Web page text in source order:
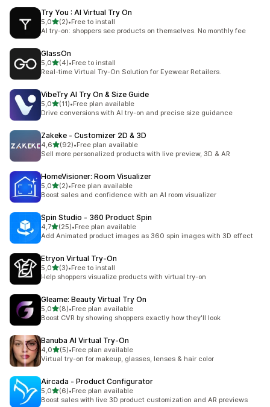
Try You : AI Virtual Try On
5,0z 5 hvězd
(2)
Celkový počet recenzí: 2
•Free to install
AI try-on: shoppers see products on themselves. No monthly fee
GlassOn
5,0z 5 hvězd
(4)
Celkový počet recenzí: 4
•Free to install
Real-time Virtual Try-On Solution for Eyewear Retailers.
VibeTry AI Try On & Size Guide
5,0z 5 hvězd
(11)
Celkový počet recenzí: 11
•Free plan available
Drive conversions with AI try-on and precise size guidance
Zakeke ‑ Customizer 2D & 3D
4,6z 5 hvězd
(92)
Celkový počet recenzí: 92
•Free plan available
Sell more personalized products with live preview, 3D & AR
HomeVisioner: Room Visualizer
5,0z 5 hvězd
(2)
Celkový počet recenzí: 2
•Free plan available
Boost sales and confidence with an AI room visualizer
Spin Studio ‑ 360 Product Spin
4,7z 5 hvězd
(25)
Celkový počet recenzí: 25
•Free plan available
Add Animated product images as 360 spin images with 3D effect
Etryon Virtual Try‑On
5,0z 5 hvězd
(3)
Celkový počet recenzí: 3
•Free to install
Help shoppers visualize products with virtual try-on
Gleame: Beauty Virtual Try On
5,0z 5 hvězd
(8)
Celkový počet recenzí: 8
•Free plan available
Boost CVR by showing shoppers exactly how they'll look
Banuba AI Virtual Try‑On
4,0z 5 hvězd
(5)
Celkový počet recenzí: 5
•Free plan available
Virtual try-on for makeup, glasses, lenses & hair color
Aircada ‑ Product Configurator
5,0z 5 hvězd
(6)
Celkový počet recenzí: 6
•Free plan available
Boost sales with live 3D product customization and AR previews